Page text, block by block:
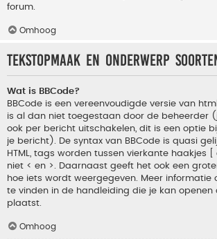
forum.
Omhoog
Tekstopmaak en onderwerp
Wat is BBCode?
BBCode is een vereenvoudigde versie van
is al dan niet toegestaan door de beheerder
ook per bericht uitschakelen, dit is een optie
je bericht). De syntax van BBCode is quasi
HTML, tags worden tussen vierkante haakjes
niet < en >. Daarnaast geeft het ook een
hoe iets wordt weergegeven. Meer informatie
te vinden in de handleiding die je kan openen
plaatst.
Omhoog